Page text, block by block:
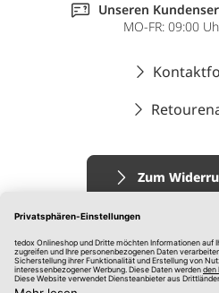
Unseren
MO-FR: 09:00
Zum
AGB